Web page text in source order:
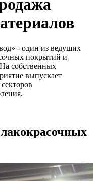
- один из ведущих
покрытий и
собственных
выпускает